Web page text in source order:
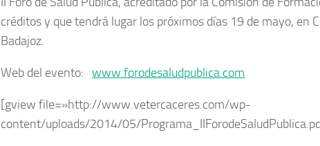
créditosy que tendrá lugar los próximos días 19 de mayo, en
Badajoz.
Web del evento: www.forodesaludpublica.com
[gview file=»http://www.vetercaceres.com/wp-
content/uploads/2014/05/